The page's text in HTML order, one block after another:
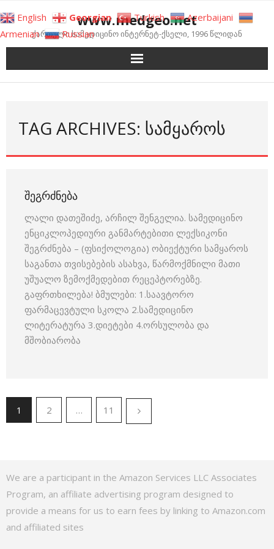
to
content
www.medgeo.net
ქართული სამედიცინო ინტერნეტ-ქსელი, 1996 წლიდან
TAG ARCHIVES: ᲡᲐᲛᲧᲐᲠᲝᲡ
ᲨᲔᲒᲠᲫᲜᲔᲑᲐ
ლალი დათეშიძე, არჩილ შენგელია. სამედიცინო
ენციკლოპედიური განმარტებითი ლექსიკონი
შეგრძნება – (ფსიქოლოგია) ობიექტური სამყაროს
საგანთა თვისებების ასახვა, წარმოქმნილი მათი
უშუალო ზემოქმედებით რეცეპტორებზე.
გაფრთხილება! ბმულები: 1.საავტორო
ფარმაცევტული სკოლა 2.სამედიცინო
ლიტერატურა 3.დიეტები 4.ორსულობა და
მშობიარობა
1 2 … 11
We are a participant in the Amazon Services LLC Associates
Program, an affiliate advertising program designed to
provide a means for us to earn fees by linking to Amazon.com
and affiliated sites
English Georgian Turkish
Azerbaijani
Armenian
Russian